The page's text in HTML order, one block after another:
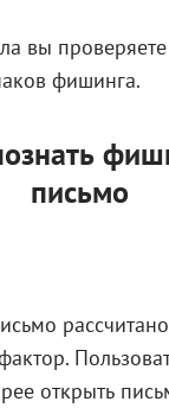
вы
фишинга.
письмо
открыть